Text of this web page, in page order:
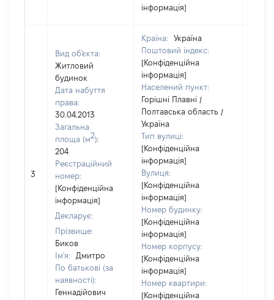
інформація]
3
Вид об'єкта:
Житловий
будинок
Дата набуття
права:
30.04.2013
Загальна
площа (м2):
204
Реєстраційний
номер:
[Конфіденційна
інформація]
Декларує:
Прізвище:
Биков
Ім'я:
Дмитро
По батькові (за
наявності):
Геннадійович
Країна:
Україна
Поштовий індекс:
[Конфіденційна
інформація]
Населений пункт:
Горішні Плавні /
Полтавська область /
Україна
Тип вулиці:
[Конфіденційна
інформація]
Вулиця:
[Конфіденційна
інформація]
Номер будинку:
[Конфіденційна
інформація]
Номер корпусу:
[Конфіденційна
інформація]
Номер квартири:
[Конфіденційна